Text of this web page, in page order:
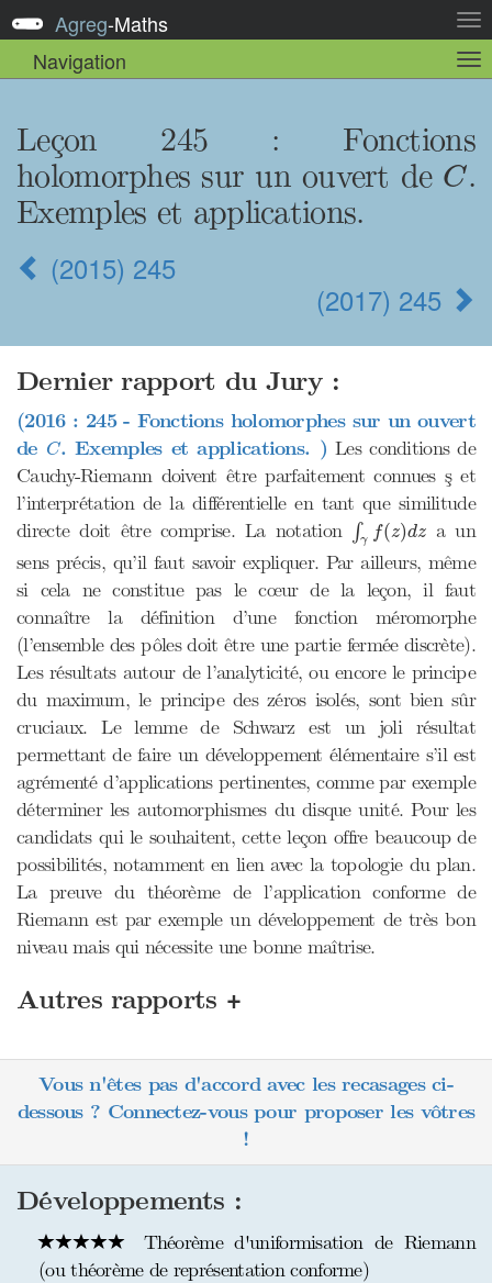
la
Agreg-Maths
Navigation
la
Leçon 245 : Fonctions
holomorphes sur un ouvert de C
C.
Exemples et applications.
(2015) 245
(2017) 245
Dernier rapport du Jury :
(2016 : 245 - Fonctions holomorphes sur un ouvert
de C
C. Exemples et applications. ) Les conditions de
Cauchy-Riemann doivent être parfaitement connues ş et
l’interprétation de la différentielle en tant que similitude
directe doit être comprise. La notation ∫γ f(z)dz
∫γf (z d z a un
sens précis, qu’il faut savoir expliquer. Par ailleurs, même
si cela ne constitue pas le cœur de la leçon, il faut
connaître la définition d’une fonction méromorphe
(l’ensemble des pôles doit être une partie fermée discrète).
Les résultats autour de l’analyticité, ou encore le principe
du maximum, le principe des zéros isolés, sont bien sûr
cruciaux. Le lemme de Schwarz est un joli résultat
permettant de faire un développement élémentaire s’il est
agrémenté d’applications pertinentes, comme par exemple
déterminer les automorphismes du disque unité. Pour les
candidats qui le souhaitent, cette leçon offre beaucoup de
possibilités, notamment en lien avec la topologie du plan.
La preuve du théorème de l’application conforme de
Riemann est par exemple un développement de très bon
niveau mais qui nécessite une bonne maîtrise.
Autres rapports +
Vous n'êtes pas d'accord avec les recasages ci-
dessous ? Connectez-vous pour proposer les vôtres
!
Développements :
Théorème d'uniformisation de Riemann
(ou théorème de représentation conforme)